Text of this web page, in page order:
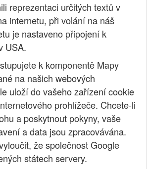
reprezentaci určitých textů v
internetu, při volání na náš
je nastaveno připojení k
USA.
k komponentě Mapy
na našich webových
uloží do vašeho zařízení cookie
prohlížeče. Chcete-li
a poskytnout pokyny, vaše
a data jsou zpracovávána.
že společnost Google
státech servery.